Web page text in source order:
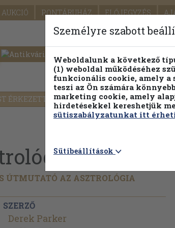
AUKCIÓ PONTÁRUHÁZ ELŐJEGYZÉS
ÉRKEZETT PILLANATNYI ÁRAINK
Részletes
ÚTMUTATÓ AZ ASZTROLÓGIA
SZERZŐ
Derek Parker
Személyre szabott
Weboldalunk a következő
(1) weboldal működéséhez
funkcionális cookie, amely
teszi az Ön számára
marketing cookie, amely
hirdetésekkel kereshetjük
sütiszabályzatunkat itt
Sütibeállítások